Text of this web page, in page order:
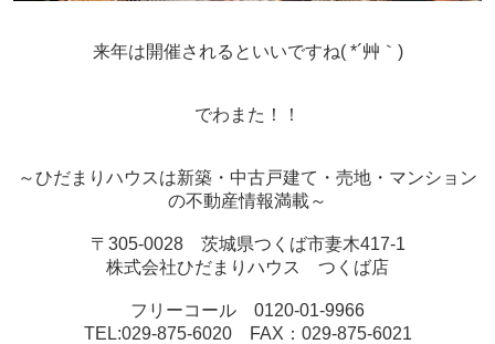
来年は開催されるといいですね( *´艸｀)
でわまた！！
～ひだまりハウスは新築・中古戸建て・売地・マンション
の不動産情報満載～
〒305-0028 茨城県つくば市妻木417-1
株式会社ひだまりハウス つくば店
フリーコール 0120-01-9966
TEL:029-875-6020 FAX：029-875-6021